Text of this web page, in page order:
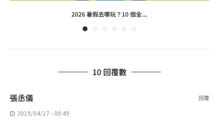
2026 暑假去哪玩？10 個全...
10 回覆數
張丞儀
2019/04/17 - 00:49
回覆